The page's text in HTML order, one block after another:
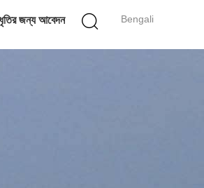
Bengali
জন্য আবেদন